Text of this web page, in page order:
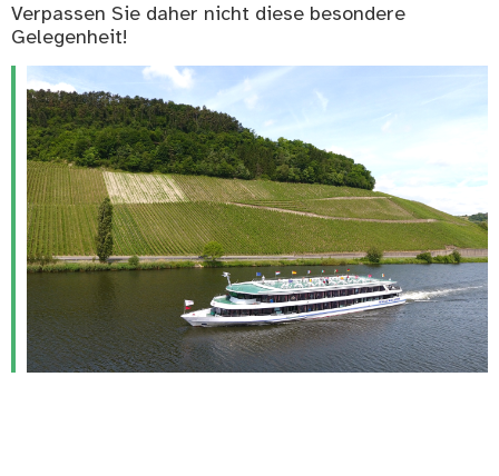
Verpassen Sie daher nicht diese besondere
Gelegenheit!